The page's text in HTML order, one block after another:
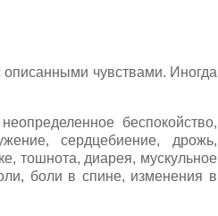
чувствами. Иногда
беспокойство,
сердцебиение, дрожь,
тошнота, диарея, мускульное
боли в спине, изменения в